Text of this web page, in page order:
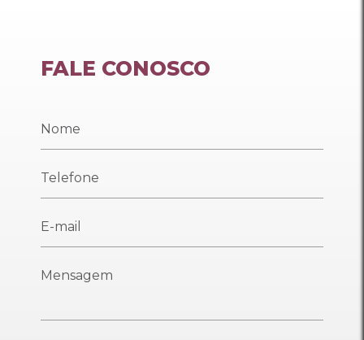
FALE CONOSCO